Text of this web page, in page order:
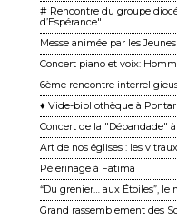
# Rencontre du groupe
d’Espérance"
Messe animée par les Jeunes
Concert piano et voix:
6ème rencontre
♦ Vide-bibliothèque à
Concert de la "Débandade" à
Art de nos églises : les vitraux
Pèlerinage à Fatima
“Du grenier… aux Étoiles”, le
Grand rassemblement des